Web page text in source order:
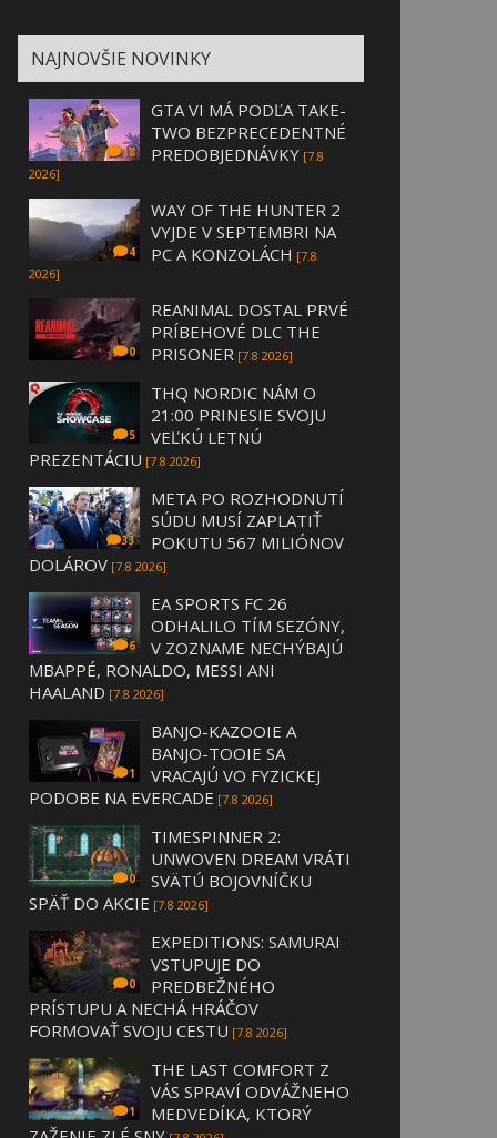
NAJNOVŠIE NOVINKY
18
GTA VI MÁ PODĽA TAKE-
TWO BEZPRECEDENTNÉ
PREDOBJEDNÁVKY [7.8
2026]
4
WAY OF THE HUNTER 2
VYJDE V SEPTEMBRI NA
PC A KONZOLÁCH [7.8
2026]
0
REANIMAL DOSTAL PRVÉ
PRÍBEHOVÉ DLC THE
PRISONER [7.8 2026]
5
THQ NORDIC NÁM O
21:00 PRINESIE SVOJU
VEĽKÚ LETNÚ
PREZENTÁCIU [7.8 2026]
33
META PO ROZHODNUTÍ
SÚDU MUSÍ ZAPLATIŤ
POKUTU 567 MILIÓNOV
DOLÁROV [7.8 2026]
6
EA SPORTS FC 26
ODHALILO TÍM SEZÓNY,
V ZOZNAME NECHÝBAJÚ
MBAPPÉ, RONALDO, MESSI ANI
HAALAND [7.8 2026]
1
BANJO-KAZOOIE A
BANJO-TOOIE SA
VRACAJÚ VO FYZICKEJ
PODOBE NA EVERCADE [7.8 2026]
0
TIMESPINNER 2:
UNWOVEN DREAM VRÁTI
SVÄTÚ BOJOVNÍČKU
SPÄŤ DO AKCIE [7.8 2026]
0
EXPEDITIONS: SAMURAI
VSTUPUJE DO
PREDBEŽNÉHO
PRÍSTUPU A NECHÁ HRÁČOV
FORMOVAŤ SVOJU CESTU [7.8 2026]
1
THE LAST COMFORT Z
VÁS SPRAVÍ ODVÁŽNEHO
MEDVEDÍKA, KTORÝ